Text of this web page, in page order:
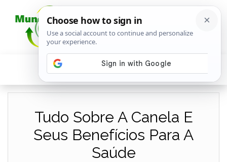
Tudo Sobre A Canela E
Seus Benefícios Para A
Saúde